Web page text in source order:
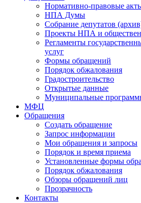
Нормативно-правовые
НПА Думы
Собрание депутатов
Проекты НПА и
Регламенты
услуг
Формы обращений
Порядок обжалования
Градостроительство
Открытые данные
Муниципальные
МФЦ
Обращения
Создать обращение
Запрос информации
Мои обращения и запросы
Порядок и время приема
Установленные формы
Порядок обжалования
Обзоры обращений лиц
Прозрачность
Контакты